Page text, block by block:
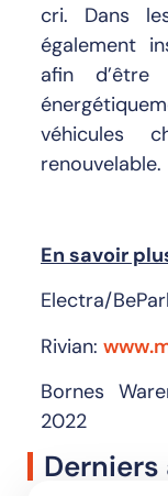
cri. Dans
également
afin d’être
véhicules
renouvelable.
En savoir
Electra/
Rivian:
Bornes
2022